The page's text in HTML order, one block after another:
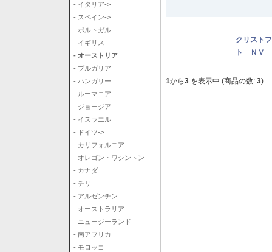
- イタリア->
- スペイン->
- ポルトガル
- イギリス
- オーストリア
- ブルガリア
- ハンガリー
- ルーマニア
- ジョージア
- イスラエル
- ドイツ->
- カリフォルニア
- オレゴン・ワシントン
- カナダ
- チリ
- アルゼンチン
- オーストラリア
- ニュージーランド
- 南アフリカ
- モロッコ
クリスト
ト ＮＶ
1から3 を表示中 (商品の数: 3)